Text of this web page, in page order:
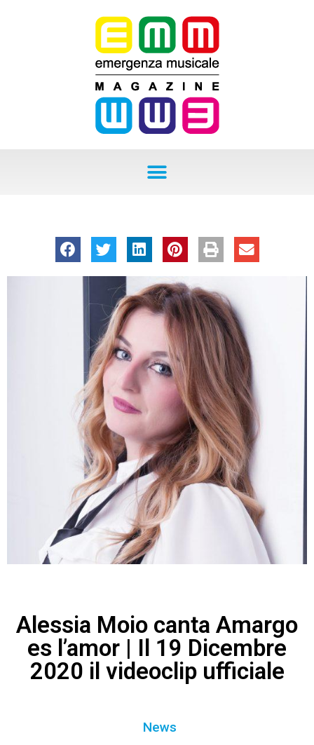
Alessia Moio canta Amargo
es l’amor | Il 19 Dicembre
2020 il videoclip ufficiale
News